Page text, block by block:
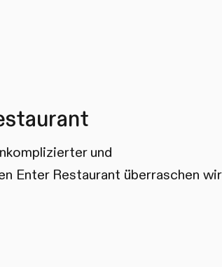
und
Enter Restaurant überraschen wir